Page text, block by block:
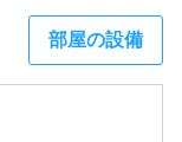
部屋の設備